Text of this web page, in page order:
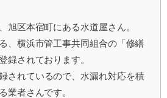
旭区本宿町にある水道屋さん。
、横浜市管工事共同組合の「修繕
録されております。
されているので、水漏れ対応を積
業者さんです。